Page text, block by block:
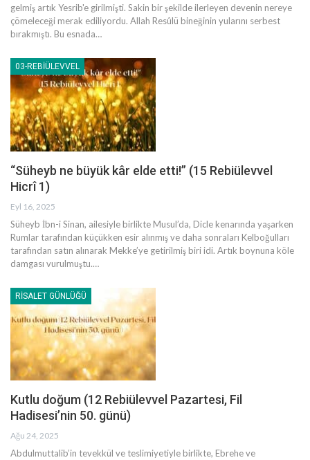
gelmiş artık Yesrib'e girilmişti. Sakin bir şekilde ilerleyen devenin nereye
çömeleceği merak ediliyordu. Allah Resûlü bineğinin yularını serbest
bırakmıştı. Bu esnada…
03-REBIÜLEVVEL
“Süheyb ne büyük kâr elde etti!” (15 Rebiülevvel
Hicrî 1)
Eyl 16, 2025
Süheyb İbn-i Sinan, ailesiyle birlikte Musul’da, Dicle kenarında yaşarken
Rumlar tarafından küçükken esir alınmış ve daha sonraları Kelboğulları
tarafından satın alınarak Mekke’ye getirilmiş biri idi. Artık boynuna köle
damgası vurulmuştu.…
RISALET GÜNLÜĞÜ
Kutlu doğum (12 Rebiülevvel Pazartesi, Fil
Hadisesi’nin 50. günü)
Ağu 24, 2025
Abdulmuttalib’in tevekkül ve teslimiyetiyle birlikte, Ebrehe ve